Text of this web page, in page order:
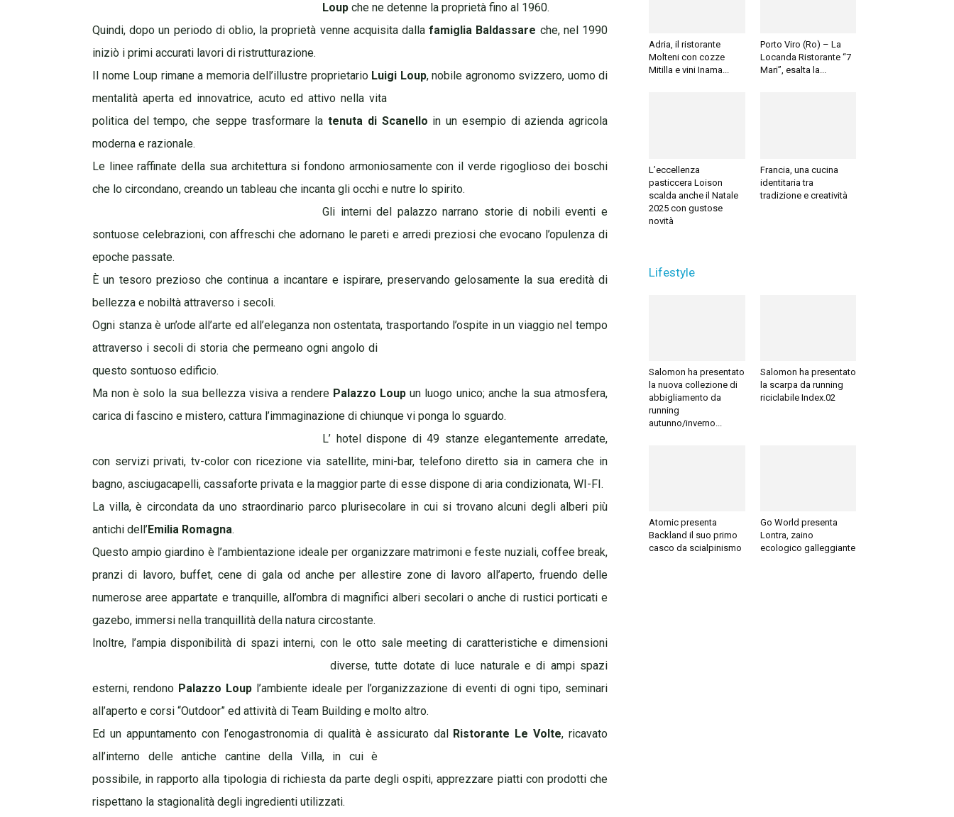
Loup che ne detenne la proprietà fino al 1960.
Quindi, dopo un periodo di oblio, la proprietà venne acquisita dalla famiglia Baldassare che, nel 1990
iniziò i primi accurati lavori di ristrutturazione.
Il nome Loup rimane a memoria dell’illustre proprietario Luigi Loup, nobile agronomo svizzero, uomo di
mentalità aperta ed innovatrice, acuto ed attivo nella vita
politica del tempo, che seppe trasformare latenuta di Scanello in un esempio di azienda agricola
moderna e razionale.
Le linee raffinate della sua architettura si fondono armoniosamente con il verde rigoglioso dei boschi
che lo circondano, creando un tableau che incanta gli occhi e nutre lo spirito.
Gli interni del palazzo narrano storie di nobilieventi e
sontuose celebrazioni, con affreschi che adornano le pareti e arredi preziosi che evocano l’opulenza di
epoche passate.
È un tesoro prezioso che continua a incantare e ispirare, preservando gelosamente la sua eredità di
bellezza e nobiltà attraverso i secoli.
Ogni stanza è un’ode all’arte ed all’eleganza non ostentata, trasportando l’ospite in un viaggio nel tempo
attraverso i secoli di storia che permeano ogni angolo di
questo sontuoso edificio.
Ma non è solo la sua bellezza visiva a rendere Palazzo Loup un luogo unico; anche la sua atmosfera,
carica di fascino e mistero, cattura l’immaginazione di chiunque vi ponga lo sguardo.
L’ hotel dispone di 49 stanze elegantemente arredate,
con servizi privati, tv-color con ricezione via satellite, mini-bar, telefono diretto sia in camera che in
bagno, asciugacapelli, cassaforte privata e la maggior parte di esse dispone di aria condizionata, WI-FI.
La villa, è circondata da uno straordinario parco plurisecolare in cui si trovano alcuni degli alberi più
antichi dell’Emilia Romagna.
Questo ampio giardino è l’ambientazione ideale per organizzare matrimoni e feste nuziali, coffee break,
pranzi di lavoro, buffet, cene di gala od anche per allestire zone di lavoro all’aperto, fruendo delle
numerose aree appartate e tranquille, all’ombra di magnifici alberi secolari o anche di rustici porticati e
gazebo, immersi nella tranquillità della natura circostante.
Inoltre, l’ampia disponibilità di spazi interni, con le otto sale meeting di caratteristiche e dimensioni
diverse, tutte dotate di luce naturale e di ampi spazi
esterni, rendono Palazzo Loup l’ambiente ideale per l’organizzazione di eventi di ogni tipo, seminari
all’aperto e corsi “Outdoor” ed attività di Team Building e molto altro.
Ed un appuntamento con l’enogastronomia di qualità è assicurato dal
Ristorante Le Volte, ricavato
all’interno delle antiche cantine della Villa, in cui è
possibile, in rapporto alla tipologia di richiesta da parte degli ospiti, apprezzare piatti con prodotti che
rispettano la stagionalità degli ingredienti utilizzati.
Adria, il ristorante
Molteni con cozze
Mitilla e vini Inama...
Porto Viro (Ro) – La
Locanda Ristorante “7
Mari”, esalta la...
L’eccellenza
pasticcera Loison
scalda anche il Natale
2025 con gustose
novità
Francia, una cucina
identitaria tra
tradizione e creatività
Lifestyle
Salomon ha presentato
la nuova collezione di
abbigliamento da
running
autunno/inverno...
Salomon ha presentato
la scarpa da running
riciclabile Index.02
Atomic presenta
Backland il suo primo
casco da scialpinismo
Go World presenta
Lontra, zaino
ecologico galleggiante